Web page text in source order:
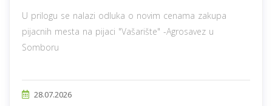
U prilogu se nalazi odluka o novim cenama zakupa
pijacnih mesta na pijaci "Vašarište" -Agrosavez u
Somboru
28.07.2026